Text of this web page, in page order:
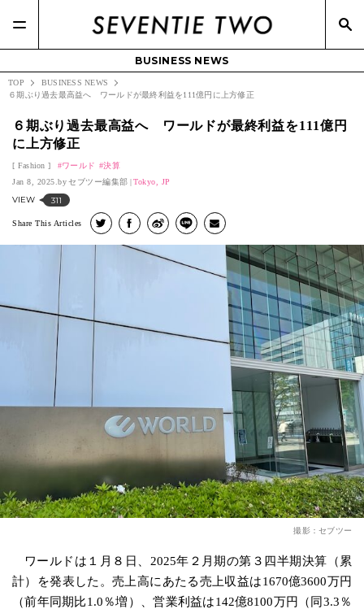
BUSINESS NEWS
TOP
BUSINESS NEWS
６期ぶり過去最高益へ ワールドが最終利益を111億円に上方修正
６期ぶり過去最高益へ ワールドが最終利益を111億円
に上方修正
Fashion ワールド
決算
Jan 8, 2025.
セブツー編集部 Tokyo, JP
VIEW 311
Share This Articles
撮影：セブツー
ワールドは１月８日、2025年２月期の第３四半期決算（累
計）を発表した。売上高にあたる売上収益は1670億3600万円
（前年同期比1.0％増）、営業利益は142億8100万円（同3.3％